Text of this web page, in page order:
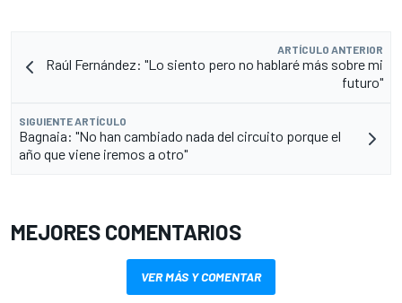
ARTÍCULO ANTERIOR
Raúl Fernández: "Lo siento pero no hablaré más sobre mi
futuro"
SIGUIENTE ARTÍCULO
Bagnaia: "No han cambiado nada del circuito porque el
año que viene iremos a otro"
MEJORES COMENTARIOS
VER MÁS Y COMENTAR